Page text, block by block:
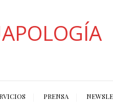
PRENSA